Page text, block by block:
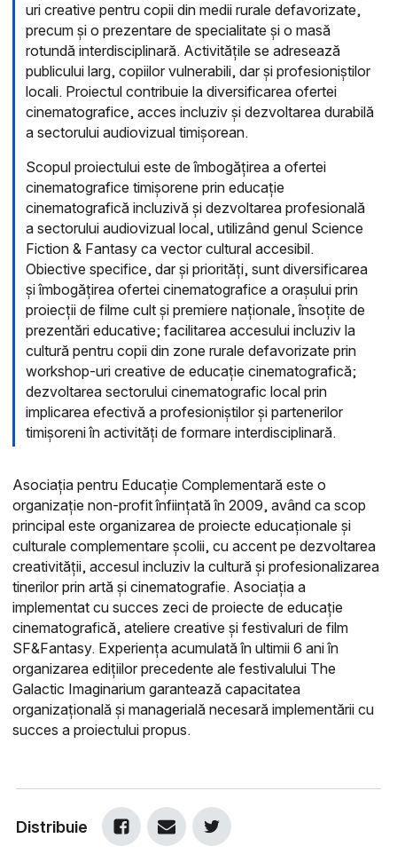
uri creative pentru copii din medii rurale defavorizate,
precum și o prezentare de specialitate și o masă
rotundă interdisciplinară. Activitățile se adresează
publicului larg, copiilor vulnerabili, dar și profesioniștilor
locali. Proiectul contribuie la diversificarea ofertei
cinematografice, acces incluziv și dezvoltarea durabilă
a sectorului audiovizual timișorean.
Scopul proiectului este de îmbogățirea a ofertei
cinematografice timișorene prin educație
cinematografică incluzivă și dezvoltarea profesională
a sectorului audiovizual local, utilizând genul Science
Fiction & Fantasy ca vector cultural accesibil.
Obiective specifice, dar și priorități, sunt diversificarea
și îmbogățirea ofertei cinematografice a orașului prin
proiecții de filme cult și premiere naționale, însoțite de
prezentări educative; facilitarea accesului incluziv la
cultură pentru copii din zone rurale defavorizate prin
workshop-uri creative de educație cinematografică;
dezvoltarea sectorului cinematografic local prin
implicarea efectivă a profesioniștilor și partenerilor
timișoreni în activități de formare interdisciplinară.
Asociația pentru Educație Complementară este o
organizație non-profit înființată în 2009, având ca scop
principal este organizarea de proiecte educaționale și
culturale complementare școlii, cu accent pe dezvoltarea
creativității, accesul incluziv la cultură și profesionalizarea
tinerilor prin artă și cinematografie. Asociația a
implementat cu succes zeci de proiecte de educație
cinematografică, ateliere creative și festivaluri de film
SF&Fantasy. Experiența acumulată în ultimii 6 ani în
organizarea edițiilor precedente ale festivalului The
Galactic Imaginarium garantează capacitatea
organizațională și managerială necesară implementării cu
succes a proiectului propus.
Distribuie